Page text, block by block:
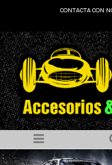
CONTACTA CON